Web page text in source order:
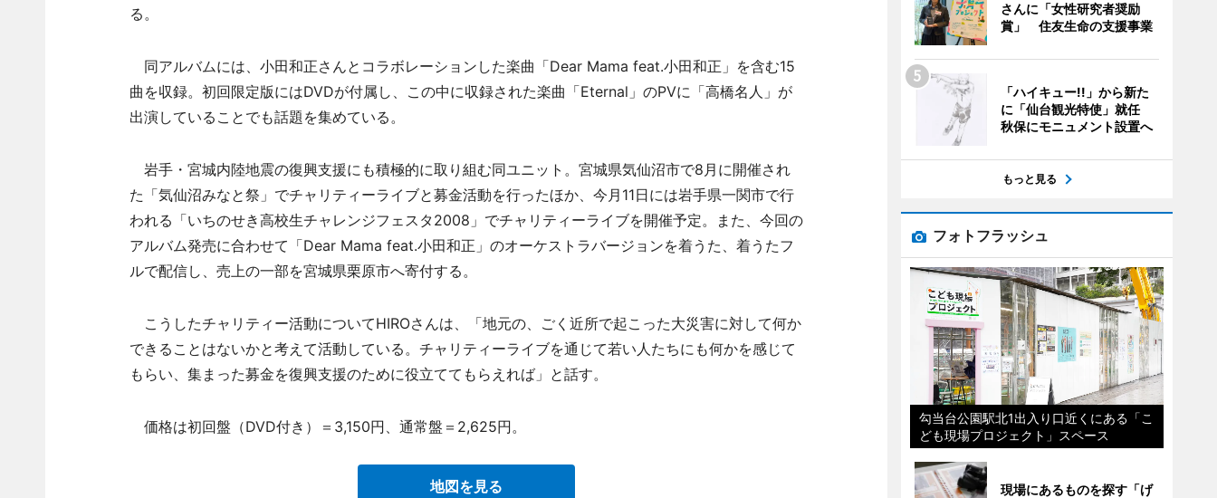
る。
同アルバムには、小田和正さんとコラボレーションした楽曲「Dear Mama feat.小田和正」を含む15
曲を収録。初回限定版にはDVDが付属し、この中に収録された楽曲「Eternal」のPVに「高橋名人」が
出演していることでも話題を集めている。
岩手・宮城内陸地震の復興支援にも積極的に取り組む同ユニット。宮城県気仙沼市で8月に開催され
た「気仙沼みなと祭」でチャリティーライブと募金活動を行ったほか、今月11日には岩手県一関市で行
われる「いちのせき高校生チャレンジフェスタ2008」でチャリティーライブを開催予定。また、今回の
アルバム発売に合わせて「Dear Mama feat.小田和正」のオーケストラバージョンを着うた、着うたフ
ルで配信し、売上の一部を宮城県栗原市へ寄付する。
こうしたチャリティー活動についてHIROさんは、「地元の、ごく近所で起こった大災害に対して何か
できることはないかと考えて活動している。チャリティーライブを通じて若い人たちにも何かを感じて
もらい、集まった募金を復興支援のために役立ててもらえれば」と話す。
価格は初回盤（DVD付き）＝3,150円、通常盤＝2,625円。
地図を見る
さんに「女性研究者奨励
賞」 住友生命の支援事業
「ハイキュー!!」から新た
に「仙台観光特使」就任
秋保にモニュメント設置へ
もっと見る
フォトフラッシュ
勾当台公園駅北1出入り口近くにある「こ
ども現場プロジェクト」スペース
現場にあるものを探す「げ